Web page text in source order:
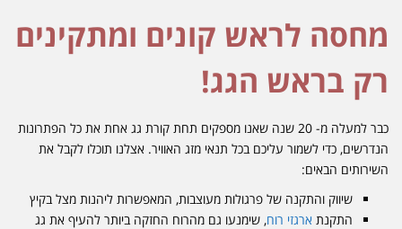
מחסה לראש קונים ומתקינים
רק בראש הגג!
כבר למעלה מ- 20 שנה שאנו מספקים תחת קורת גג אחת את כל הפתרונות
הנדרשים, כדי לשמור עליכם בכל תנאי מזג האוויר. אצלנו תוכלו לקבל את
השירותים הבאים:
שיווק והתקנה של פרגולות מעוצבות, המאפשרות ליהנות מצל בקיץ
התקנת ארגזי רוח, שימנעו גם מהרוח החזקה ביותר להעיף את גג